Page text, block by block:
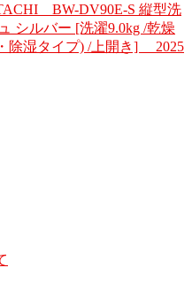
BW-DV90E-S 縦型洗
シルバー [洗濯9.0kg /乾燥
除湿タイプ) /上開き] 2025